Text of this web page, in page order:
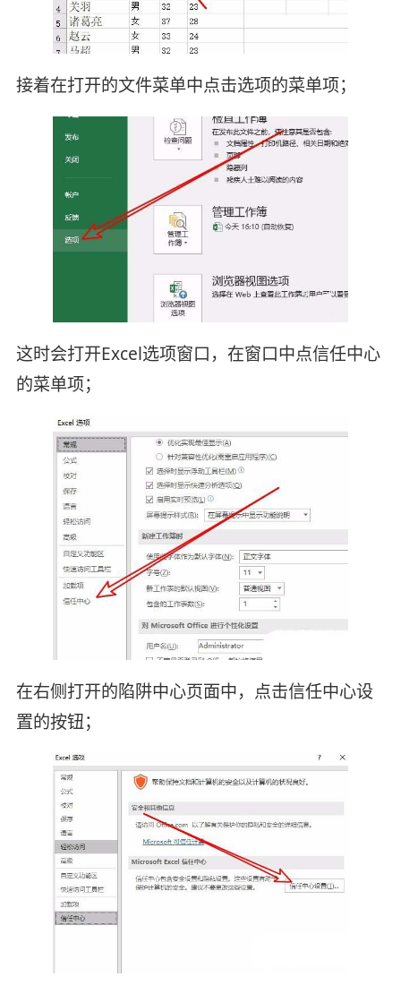
接着在打开的文件菜单中点击选项的菜单项；
这时会打开Excel选项窗口，在窗口中点信任中心
的菜单项；
在右侧打开的陷阱中心页面中，点击信任中心设
置的按钮；